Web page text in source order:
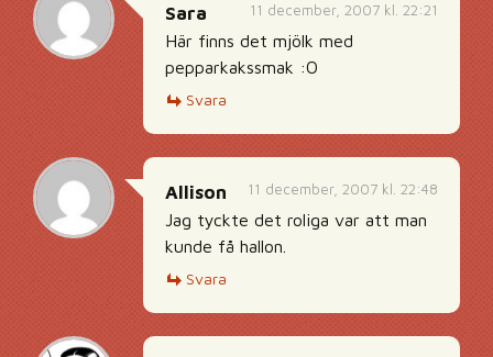
11 december, 2007 kl. 22:21
Sara
Här finns det mjölk med
pepparkakssmak :O
Svara
11 december, 2007 kl. 22:48
Allison
Jag tyckte det roliga var att man
kunde få hallon.
Svara